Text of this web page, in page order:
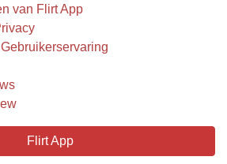
van Flirt App
Flirt App